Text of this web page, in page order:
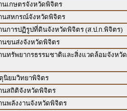
นเกษตรจังหวัดพิจิตร
นสหกรณ์จังหวัดพิจิตร
นการปฏิรูปที่ดินจังหวัดพิจิตร (ส.ป.ก.พิจิตร)
นขนส่งจังหวัดพิจิตร
นทรัพยากรธรรมชาติและสิ่งแวดล้อมจังหวัด
นิยมวิทยาพิจิตร
นสถิติจังหวัดพิจิตร
นพลังงานจังหวัดพิจิตร